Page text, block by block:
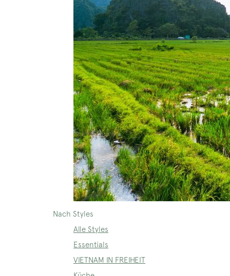
Nach Styles
Alle Styles
Essentials
VIETNAM IN FREIHEIT